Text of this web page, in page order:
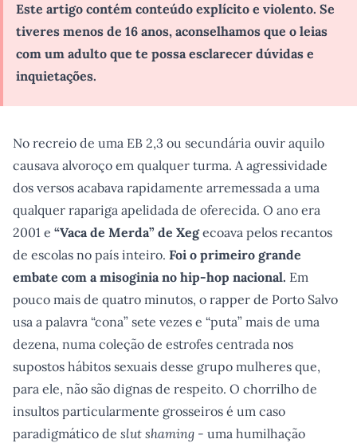
Este artigo contém conteúdo explícito e violento. Se
tiveres menos de 16 anos, aconselhamos que o leias
com um adulto que te possa esclarecer dúvidas e
inquietações.
No recreio de uma EB 2,3 ou secundária ouvir aquilo
causava alvoroço em qualquer turma. A agressividade
dos versos acabava rapidamente arremessada a uma
qualquer rapariga apelidada de oferecida. O ano era
2001 e “Vaca de Merda” de Xegecoava pelos recantos
de escolas no país inteiro. Foi o primeiro grande
embate com a misoginia no hip-hop nacional. Em
pouco mais de quatro minutos, o rapper de Porto Salvo
usa a palavra “cona” sete vezes e “puta” mais de uma
dezena, numa coleção de estrofes centrada nos
supostos hábitos sexuais desse grupo mulheres que,
para ele, não são dignas de respeito. O chorrilho de
insultos particularmente grosseiros é um caso
paradigmático de slut shaming - uma humilhação